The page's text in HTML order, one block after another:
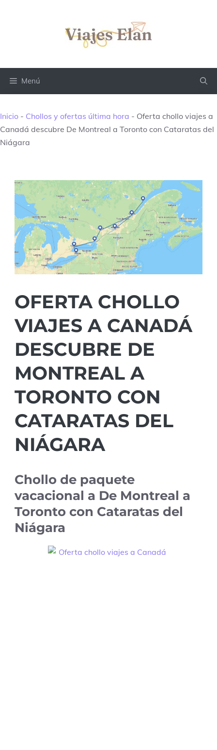
Menú
Inicio - Chollos y ofertas última hora - Oferta chollo viajes a
Canadá descubre De Montreal a Toronto con Cataratas del
Niágara
OFERTA CHOLLO
VIAJES A CANADÁ
DESCUBRE DE
MONTREAL A
TORONTO CON
CATARATAS DEL
NIÁGARA
Chollo de paquete
vacacional a De Montreal a
Toronto con Cataratas del
Niágara